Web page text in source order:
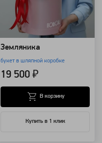
Земляника
букет в шляпной коробке
19 500 ₽
Купить в 1 клик
В корзину